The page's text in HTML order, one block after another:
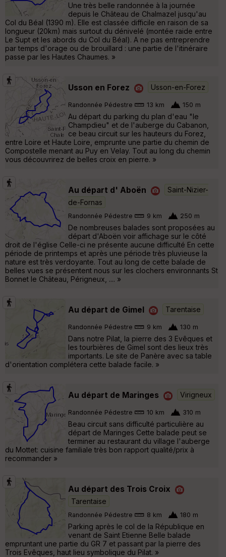
Une très belle randonnée à la journée
depuis le Château de Chalmazel jusqu'au
Col du Béal (1390 m). Elle est classée difficile en raison de sa
longueur (20km) mais surtout du dénivelé (montée raide entre
Le Supt et les abords du Col du Béal). A ne pas entreprendre
par temps d'orage ou de brouillard : une partie de l'itinéraire
passe par les Hautes Chaumes. »
Usson en Forez Usson-en-Forez
Randonnée Pédestre 13 km 150 m
Au départ du parking du plan d'eau "le
Champdieu" et de l'auberge du Cabanon,
ce beau circuit sur les hauteurs du Forez,
entre Loire et Haute Loire, emprunte une partie du chemin de
Compostelle menant au Puy en Velay. Tout au long du chemin
vous découvrirez de belles croix en pierre. »
Au départ d' Aboën
Saint-Nizier-
de-Fornas
Randonnée Pédestre 9 km 250 m
De nombreuses balades sont proposées au
départ d'Aboën voir affichage sur le côté
droit de l'église Celle-ci ne présente aucune difficulté En cette
période de printemps et après une période très pluvieuse la
nature est très verdoyante. Tout au long de cette balade de
belles vues se présentent nous sur les clochers environnants St
Bonnet le Château, Périgneux, .... »
Au départ de Gimel Tarentaise
Randonnée Pédestre 9 km 130 m
Dans notre Pilat, la pierre des 3 Evêques et
les tourbières de Gimel sont des lieux très
importants. Le site de Panère avec sa table
d'orientation complétera cette balade facile. »
Au départ de Maringes Virigneux
Randonnée Pédestre 10 km 310 m
Beau circuit sans difficulté particulière au
départ de Maringes Cette balade peut se
terminer au restaurant du village l'auberge
du Mottet: cuisine familiale très bon rapport qualité/prix à
recommander »
Au départ des Trois Croix
Tarentaise
Randonnée Pédestre 8 km 180 m
Parking après le col de la République en
venant de Saint Etienne Belle balade
empruntant une partie du GR 7 et passant par la pierre des
Trois Evêques, haut lieu symbolique du Pilat. »